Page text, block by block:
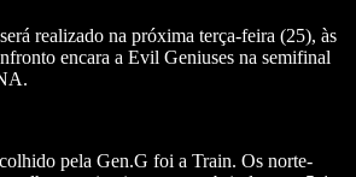
realizado na próxima terça-feira (25), às
encara a Evil Geniuses na semifinal
pela Gen.G foi a Train. Os norte-